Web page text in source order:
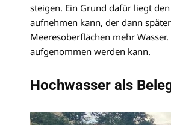
steigen. Ein Grund dafür liegt
aufnehmen kann, der dann
Meeresoberflächen mehr
aufgenommen werden kann.
Hochwasser als